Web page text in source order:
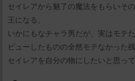
セイレアから魅了の魔法をもらいそ
王になる。
いかにもなチャラ男だが、実はモテ
ビューしたものの全然モテなかった残
セイレアを自分の物にしたいと思って